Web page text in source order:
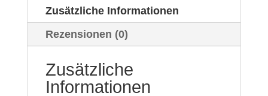
Zusätzliche Informationen
Rezensionen (0)
Zusätzliche
Informationen